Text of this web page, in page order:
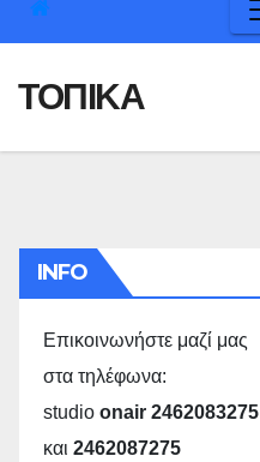
ΤΟΠΙΚΑ
INFO
Επικοινωνήστε μαζί μας
στα τηλέφωνα:
studio onair 2462083275
και 2462087275